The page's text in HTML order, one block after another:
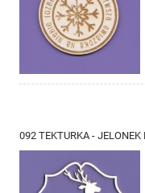
092 TEKTURKA - JELONEK